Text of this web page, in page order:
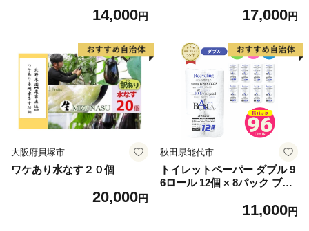
14,000円 17,000円
大阪府貝塚市
ワケあり水なす２０個
20,000円
秋田県能代市
トイレットペーパー ダブル 9
6ロール 12個 × 8パック ブラ
用品 消耗品 無香料 生活用品
11,000円